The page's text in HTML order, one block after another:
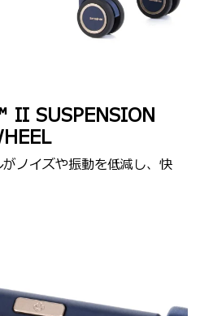
II SUSPENSION
ノイズや振動を低減し、快